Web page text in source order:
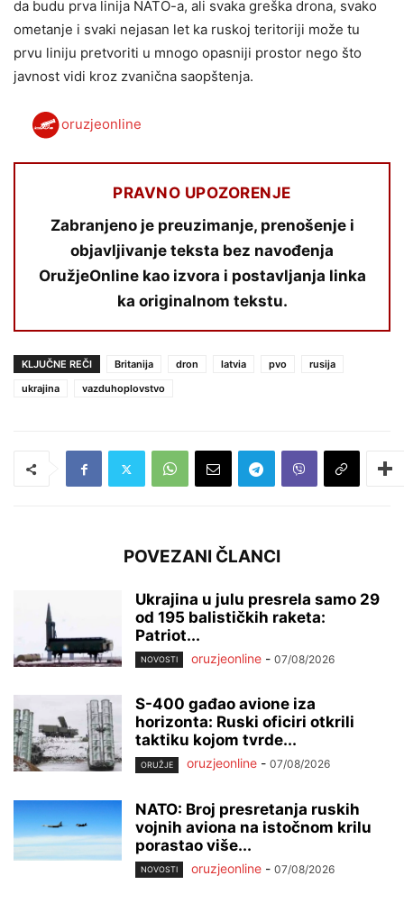
da budu prva linija NATO-a, ali svaka greška drona, svako
ometanje i svaki nejasan let ka ruskoj teritoriji može tu
prvu liniju pretvoriti u mnogo opasniji prostor nego što
javnost vidi kroz zvanična saopštenja.
oruzjeonline
PRAVNO UPOZORENJE
Zabranjeno je preuzimanje, prenošenje i
objavljivanje teksta bez navođenja
OružjeOnline kao izvora i postavljanja linka
ka originalnom tekstu.
KLJUČNE REČI Britanija dron latvia pvo
rusija
ukrajina
vazduhoplovstvo
POVEZANI ČLANCI
Ukrajina u julu presrela samo 29
od 195 balističkih raketa:
Patriot...
NOVOSTI oruzjeonline - 07/08/2026
S-400 gađao avione iza
horizonta: Ruski oficiri otkrili
taktiku kojom tvrde...
ORUŽJE oruzjeonline - 07/08/2026
NATO: Broj presretanja ruskih
vojnih aviona na istočnom krilu
porastao više...
NOVOSTI oruzjeonline - 07/08/2026